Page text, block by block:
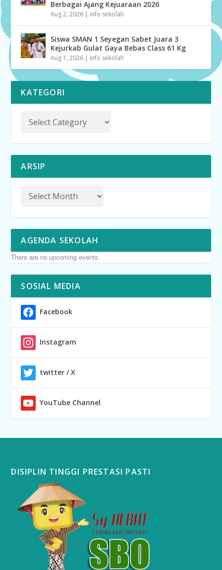
Berbagai Ajang Kejuaraan 2026
Aug 2, 2026 | info sekolah
Siswa SMAN 1 Seyegan Sabet Juara 3
Kejurkab Gulat Gaya Bebas Class 61 Kg
Aug 1, 2026 | info sekolah
KATEGORI
ARSIP
AGENDA SEKOLAH
There are no upcoming events.
SOSIAL MEDIA
Facebook
Instagram
twitter / X
YouTube Channel
DISIPLIN TINGGI PRESTASI PASTI